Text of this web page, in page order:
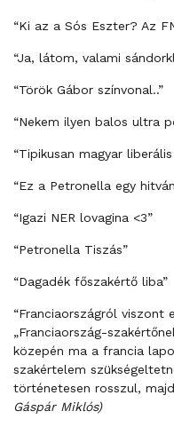
“Ki az a Sós Eszter? Az
“Ja, látom, valami
“Török Gábor színvonal..”
“Nekem ilyen balos ultra
“Tipikusan magyar
“Ez a Petronella egy
“Igazi NER lovagina <3”
“Petronella Tiszás”
“Dagadék főszakértő liba”
“Franciaországról viszont
„Franciaország-
közepén ma a francia
szakértelem
történetesen rosszul,
Gáspár Miklós)